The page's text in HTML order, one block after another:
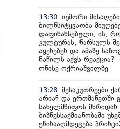
13:30 იუმორი
ბილწსიტყვაობა
დაფინანსებული, ის,
კულტურას, წარსულს
აყენებენ და ამაზე
ნაწილს აქვს რეაქცია?
ონისე ოქრიაშვილზე
13:28 მესაკუთრეები
არიან და ერთმანეთში
სახელმწიფოს მხრიდან
ბიზნესსაქმიანობაში
ეწინააღმდეგება